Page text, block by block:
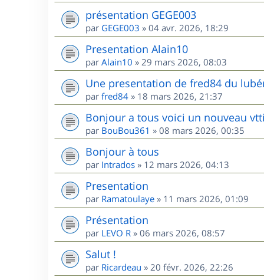
présentation GEGE003
par GEGE003 » 04 avr. 2026, 18:29
Presentation Alain10
par Alain10 » 29 mars 2026, 08:03
Une presentation de fred84 du
par fred84 » 18 mars 2026, 21:37
Bonjour a tous voici un nouveau
par BouBou361 » 08 mars 2026, 00:35
Bonjour à tous
par Intrados » 12 mars 2026, 04:13
Presentation
par Ramatoulaye » 11 mars 2026, 01:09
Présentation
par LEVO R » 06 mars 2026, 08:57
Salut !
par Ricardeau » 20 févr. 2026, 22:26